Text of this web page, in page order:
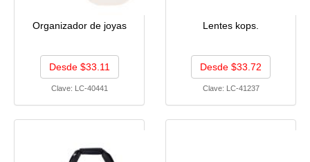
Organizador de joyas
Desde $33.11
Clave: LC-40441
Lentes kops.
Desde $33.72
Clave: LC-41237